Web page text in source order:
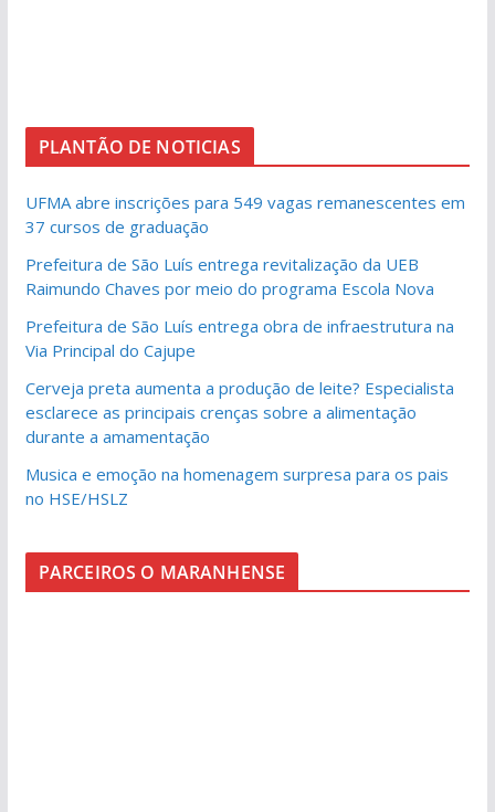
PLANTÃO DE NOTICIAS
UFMA abre inscrições para 549 vagas remanescentes em
37 cursos de graduação
Prefeitura de São Luís entrega revitalização da UEB
Raimundo Chaves por meio do programa Escola Nova
Prefeitura de São Luís entrega obra de infraestrutura na
Via Principal do Cajupe
Cerveja preta aumenta a produção de leite? Especialista
esclarece as principais crenças sobre a alimentação
durante a amamentação
Musica e emoção na homenagem surpresa para os pais
no HSE/HSLZ
PARCEIROS O MARANHENSE